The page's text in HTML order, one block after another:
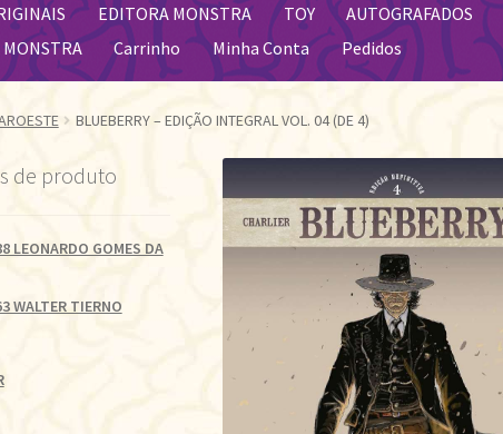
EDITORA MONSTRA TOY AUTOGRAFADOS
Carrinho Minha Conta Pedidos
BLUEBERRY – EDIÇÃO INTEGRAL VOL. 04 (DE 4)
de produto
LEONARDO GOMES DA
WALTER TIERNO